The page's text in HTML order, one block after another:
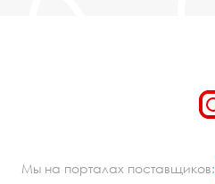
Мы на порталах поставщиков: